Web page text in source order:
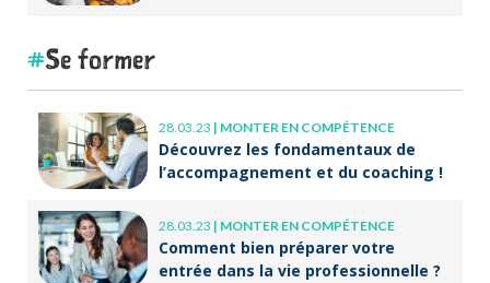
Se former
28.03.23 | MONTER EN COMPÉTENCE
Découvrez les fondamentaux de
l’accompagnement et du coaching !
28.03.23 | MONTER EN COMPÉTENCE
Comment bien préparer votre
entrée dans la vie professionnelle ?